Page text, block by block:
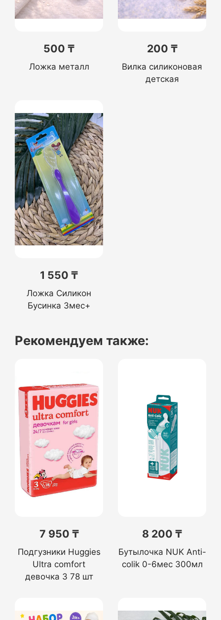
500 ₸
Ложка металл
200 ₸
Вилка силиконовая
детская
1 550 ₸
Ложка Силикон
Бусинка 3мес+
Рекомендуем также:
7 950 ₸
Подгузники Huggies
Ultra comfort
девочка 3 78 шт
8 200 ₸
Бутылочка NUK Anti-
colik 0-6мес 300мл